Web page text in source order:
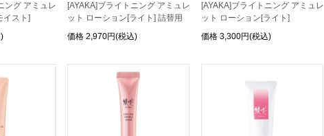
ング アミュレ
イスト]
[AYAKA]ブライトニング アミュレ
ット ローション[ライト] 詰替用
価格 2,970円(税込)
[AYAKA]ブライトニング アミュレ
ット ローション[ライト]
価格 3,300円(税込)